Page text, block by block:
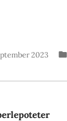
2023